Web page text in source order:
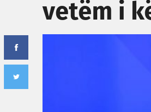
vetëm i